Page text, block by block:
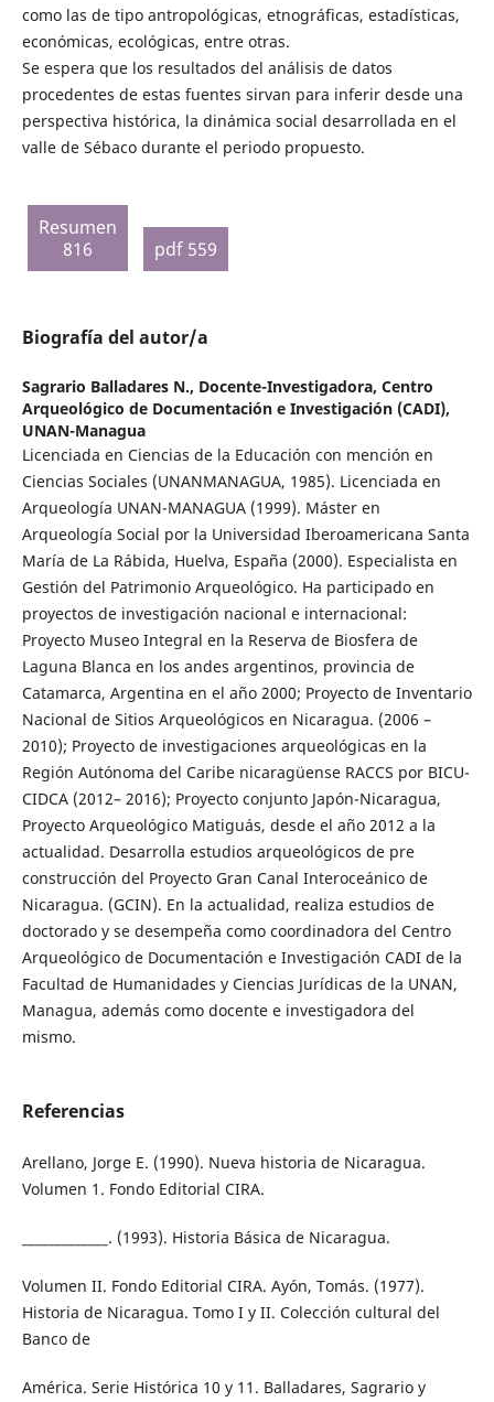
como las de tipo antropológicas, etnográficas, estadísticas,
económicas, ecológicas, entre otras.
Se espera que los resultados del análisis de datos
procedentes de estas fuentes sirvan para inferir desde una
perspectiva histórica, la dinámica social desarrollada en el
valle de Sébaco durante el periodo propuesto.
Resumen
816
pdf 559
Biografía del autor/a
Sagrario Balladares N., Docente-Investigadora, Centro
Arqueológico de Documentación e Investigación (CADI),
UNAN-Managua
Licenciada en Ciencias de la Educación con mención en
Ciencias Sociales (UNANMANAGUA, 1985). Licenciada en
Arqueología UNAN-MANAGUA (1999). Máster en
Arqueología Social por la Universidad Iberoamericana Santa
María de La Rábida, Huelva, España (2000). Especialista en
Gestión del Patrimonio Arqueológico. Ha participado en
proyectos de investigación nacional e internacional:
Proyecto Museo Integral en la Reserva de Biosfera de
Laguna Blanca en los andes argentinos, provincia de
Catamarca, Argentina en el año 2000; Proyecto de Inventario
Nacional de Sitios Arqueológicos en Nicaragua. (2006 –
2010); Proyecto de investigaciones arqueológicas en la
Región Autónoma del Caribe nicaragüense RACCS por BICU-
CIDCA (2012– 2016); Proyecto conjunto Japón-Nicaragua,
Proyecto Arqueológico Matiguás, desde el año 2012 a la
actualidad. Desarrolla estudios arqueológicos de pre
construcción del Proyecto Gran Canal Interoceánico de
Nicaragua. (GCIN). En la actualidad, realiza estudios de
doctorado y se desempeña como coordinadora del Centro
Arqueológico de Documentación e Investigación CADI de la
Facultad de Humanidades y Ciencias Jurídicas de la UNAN,
Managua, además como docente e investigadora del
mismo.
Referencias
Arellano, Jorge E. (1990). Nueva historia de Nicaragua.
Volumen 1. Fondo Editorial CIRA.
_____________. (1993). Historia Básica de Nicaragua.
Volumen II. Fondo Editorial CIRA. Ayón, Tomás. (1977).
Historia de Nicaragua. Tomo I y II. Colección cultural del
Banco de
América. Serie Histórica 10 y 11. Balladares, Sagrario y